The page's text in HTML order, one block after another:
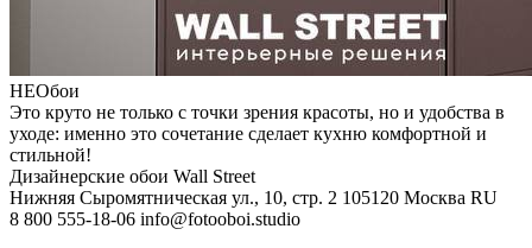
НЕОбои
Это круто не только с точки зрения красоты, но и удобства в
уходе: именно это сочетание сделает кухню комфортной и
стильной!
Дизайнерские обои Wall Street
Нижняя Сыромятническая ул., 10, стр. 2 105120 Москва RU
8 800 555-18-06 info@fotooboi.studio